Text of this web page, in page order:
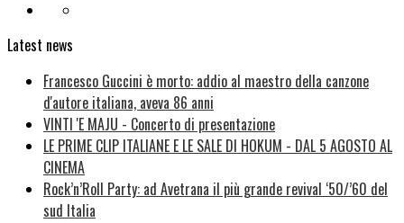
Latest news
Francesco Guccini è morto: addio al maestro della canzone
d'autore italiana, aveva 86 anni
VINTI 'E MAJU - Concerto di presentazione
LE PRIME CLIP ITALIANE E LE SALE DI HOKUM - DAL 5 AGOSTO AL
CINEMA
Rock’n’Roll Party: ad Avetrana il più grande revival ‘50/’60 del
sud Italia